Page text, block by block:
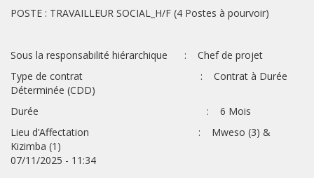
POSTE : TRAVAILLEUR SOCIAL_H/F (4 Postes à pourvoir)
Sous la responsabilité hiérarchique : Chef de projet
Type de contrat : Contrat à Durée
Déterminée (CDD)
Durée : 6 Mois
Lieu d’Affectation : Mweso (3) &
Kizimba (1)
07/11/2025 - 11:34